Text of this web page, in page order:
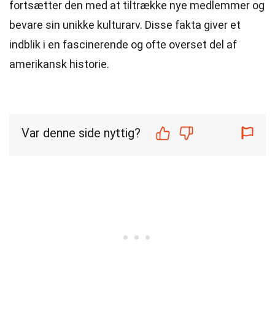
fortsætter den med at tiltrække nye medlemmer og
bevare sin unikke kulturarv. Disse fakta giver et
indblik i en fascinerende og ofte overset del af
amerikansk historie.
Var denne side nyttig?